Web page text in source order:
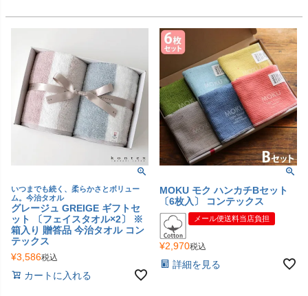
いつまでも続く、柔らかさとボリュー
ム。今治タオル
グレージュ GREIGE ギフトセ
ット 〔フェイスタオル×2〕 ※
箱入り 贈答品 今治タオル コン
テックス
¥3,586税込
カートに入れる
MOKU モク ハンカチBセット
〔6枚入〕 コンテックス
メール便送料当店負担
¥2,970税込
詳細を見る